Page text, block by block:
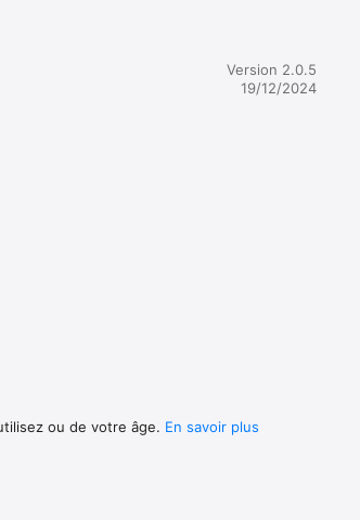
Version 2.0.5
19/12/2024
ou de votre âge. En savoir plus